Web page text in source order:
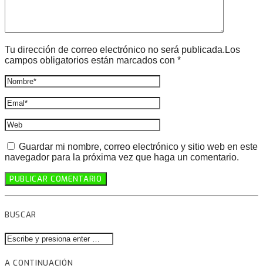
Tu dirección de correo electrónico no será publicada.Los
campos obligatorios están marcados con *
Guardar mi nombre, correo electrónico y sitio web en este
navegador para la próxima vez que haga un comentario.
BUSCAR
A CONTINUACIÓN